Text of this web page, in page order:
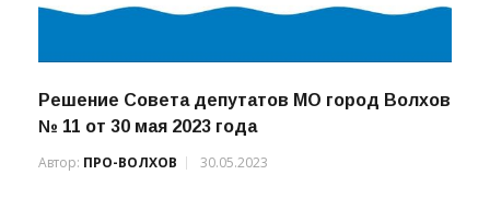
Решение Совета депутатов МО город Волхов
№ 11 от 30 мая 2023 года
Автор: ПРО-ВОЛХОВ 30.05.2023